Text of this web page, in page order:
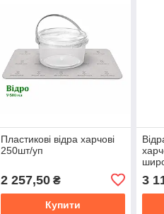
Пластикові відра харчові
250шт/уп
2 257,50₴
Купити
3